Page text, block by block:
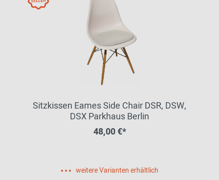
Sitzkissen Eames Side Chair DSR, DSW,
DSX Parkhaus Berlin
48,00 €*
weitere Varianten erhältlich